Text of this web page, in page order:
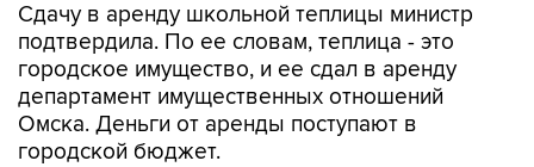
Сдачу в аренду школьной теплицы министр
подтвердила. По ее словам, теплица - это
городское имущество, и ее сдал в аренду
департамент имущественных отношений
Омска. Деньги от аренды поступают в
городской бюджет.